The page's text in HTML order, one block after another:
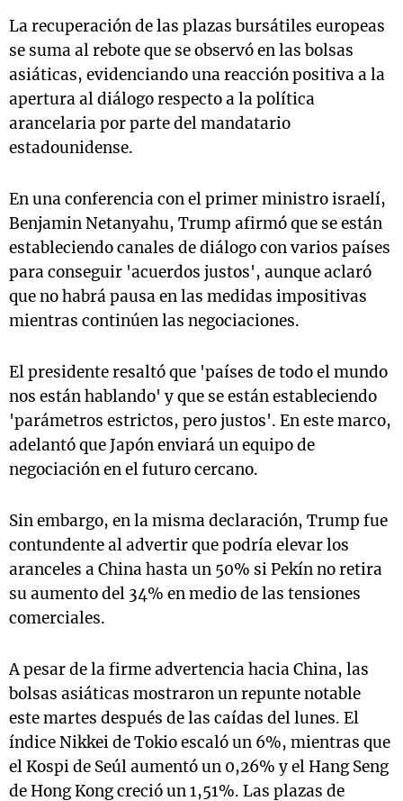
La recuperación de las plazas bursátiles europeas
se suma al rebote que se observó en las bolsas
asiáticas, evidenciando una reacción positiva a la
apertura al diálogo respecto a la política
arancelaria por parte del mandatario
estadounidense.
En una conferencia con el primer ministro israelí,
Benjamin Netanyahu, Trump afirmó que se están
estableciendo canales de diálogo con varios países
para conseguir 'acuerdos justos', aunque aclaró
que no habrá pausa en las medidas impositivas
mientras continúen las negociaciones.
El presidente resaltó que 'países de todo el mundo
nos están hablando' y que se están estableciendo
'parámetros estrictos, pero justos'. En este marco,
adelantó que Japón enviará un equipo de
negociación en el futuro cercano.
Sin embargo, en la misma declaración, Trump fue
contundente al advertir que podría elevar los
aranceles a China hasta un 50% si Pekín no retira
su aumento del 34% en medio de las tensiones
comerciales.
A pesar de la firme advertencia hacia China, las
bolsas asiáticas mostraron un repunte notable
este martes después de las caídas del lunes. El
índice Nikkei de Tokio escaló un 6%, mientras que
el Kospi de Seúl aumentó un 0,26% y el Hang Seng
de Hong Kong creció un 1,51%. Las plazas de